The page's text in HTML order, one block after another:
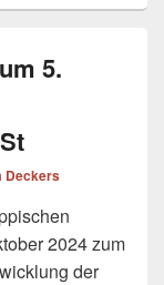
5.
Deckers
2024 zum
der